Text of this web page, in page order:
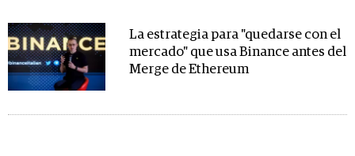
La estrategia para "quedarse con el
mercado" que usa Binance antes del
Merge de Ethereum